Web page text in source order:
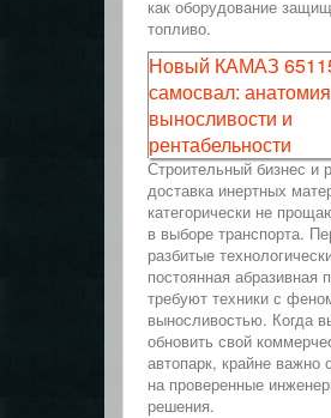
как оборудование
топливо.
Новый КАМАЗ
самосвал: анатомия
выносливости и
рентабельности
Строительный бизнес и
доставка инертных
категорически не
в выборе транспорта.
разбитые
постоянная абразивная
требуют техники с
выносливостью. Когда
обновить свой
автопарк, крайне важно
на проверенные
решения.